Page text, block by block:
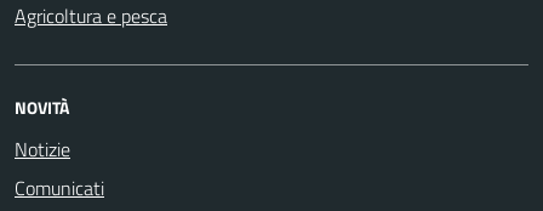
Agricoltura e pesca
NOVITÀ
Notizie
Comunicati